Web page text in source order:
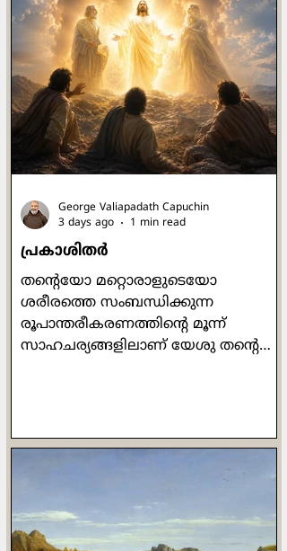
പ്രകാശിതർ
തന്റെയോ മറ്റൊരാളുടെയോ
ശരീരത്തെ സംബന്ധിക്കുന്ന
രൂപാന്തരീകരണത്തിന്റെ മൂന്ന്
സാഹചര്യങ്ങളിലാണ് യേശു തൻ്റെ
മകളുടെ മുറിയിലേക്ക്
കയറുമ്പോഴാണ് ആദ്യം യേശു
എന്നീ മൂന്ന് ശിഷ്യരെ മാത്രം
തന്നോടൊപ്പം അകത്ത്
George Valiapadath Capuchin
3 days ago
1 min read